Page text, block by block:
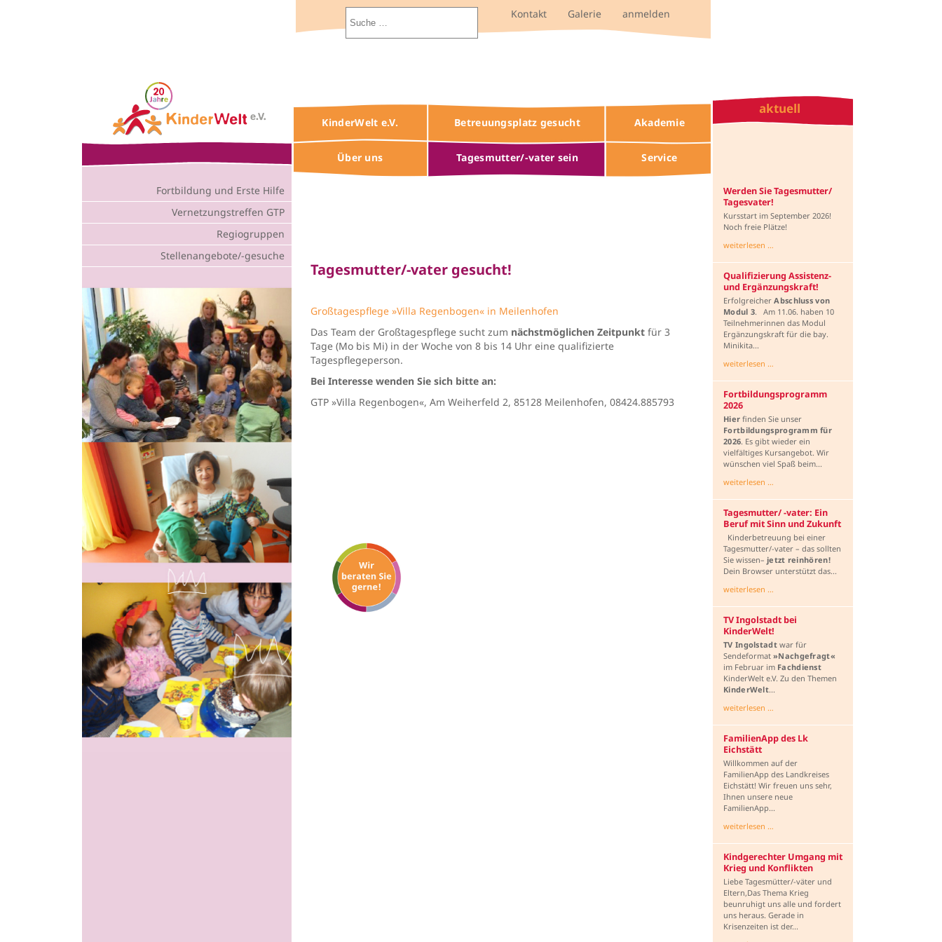
Kontakt Galerie anmelden
Fortbildung und Erste Hilfe
Vernetzungstreffen GTP
Regiogruppen
Stellenangebote/-gesuche
KinderWelt e.V. Betreuungsplatz gesucht Akademie
Über uns Tagesmutter/-vater sein Service
Tagesmutter/-vatergesucht!
Großtagespflege »Villa Regenbogen« in Meilenhofen
Das Team der Großtagespflege sucht zum nächstmöglichen Zeitpunktfür 3
Tage (Mo bis Mi) in der Woche von 8 bis 14 Uhr eine qualifizierte
Tagespflegeperson.
Bei Interesse wenden Sie sich bitte an:
GTP »Villa Regenbogen«, Am Weiherfeld 2, 85128 Meilenhofen, 08424.885793
aktuell
Werden Sie Tagesmutter/
Tagesvater!
Kursstart im September 2026!
Noch freie Plätze!
weiterlesen …
Qualifizierung Assistenz-
und Ergänzungskraft!
Erfolgreicher Abschluss von
Modul 3. Am 11.06. haben 10
Teilnehmerinnen das Modul
Ergänzungskraft für die bay.
Minikita...
weiterlesen …
Fortbildungsprogramm
2026
Hier finden Sie unser
Fortbildungsprogramm für
2026. Es gibt wieder ein
vielfältiges Kursangebot. Wir
wünschen viel Spaß beim...
weiterlesen …
Tagesmutter/ -vater: Ein
Beruf mit Sinn und Zukunft
Kinderbetreuung bei einer
Tagesmutter/-vater – das sollten
Sie wissen– jetzt reinhören!
Dein Browser unterstützt das...
weiterlesen …
TV Ingolstadt bei
KinderWelt!
TV Ingolstadtwar für
Sendeformat »Nachgefragt«
im Februar im Fachdienst
KinderWelt e.V. Zu den Themen
KinderWelt...
weiterlesen …
FamilienApp des Lk
Eichstätt
Willkommen auf der
FamilienApp des Landkreises
Eichstätt! Wir freuen uns sehr,
Ihnen unsere neue
FamilienApp...
weiterlesen …
Kindgerechter Umgang mit
Krieg und Konflikten
Liebe Tagesmütter/-väter und
Eltern,Das Thema Krieg
beunruhigt uns alle und fordert
uns heraus. Gerade in
Krisenzeiten ist der...